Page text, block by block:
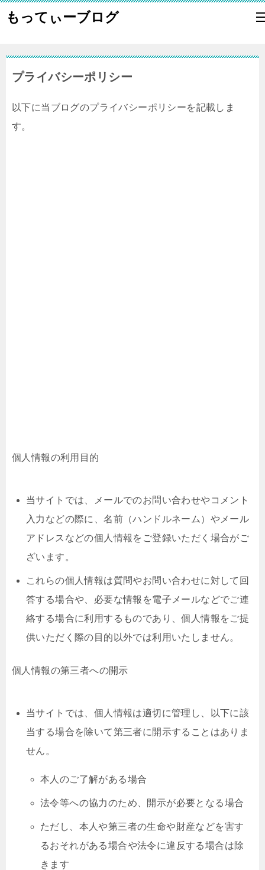
もってぃーブログ
プライバシーポリシー
以下に当ブログのプライバシーポリシーを記載しま
す。
個人情報の利用目的
当サイトでは、メールでのお問い合わせやコメント
入力などの際に、名前（ハンドルネーム）やメール
アドレスなどの個人情報をご登録いただく場合がご
ざいます。
これらの個人情報は質問やお問い合わせに対して回
答する場合や、必要な情報を電子メールなどでご連
絡する場合に利用するものであり、個人情報をご提
供いただく際の目的以外では利用いたしません。
個人情報の第三者への開示
当サイトでは、個人情報は適切に管理し、以下に該
当する場合を除いて第三者に開示することはありま
せん。
本人のご了解がある場合
法令等への協力のため、開示が必要となる場合
ただし、本人や第三者の生命や財産などを害す
るおそれがある場合や法令に違反する場合は除
きます